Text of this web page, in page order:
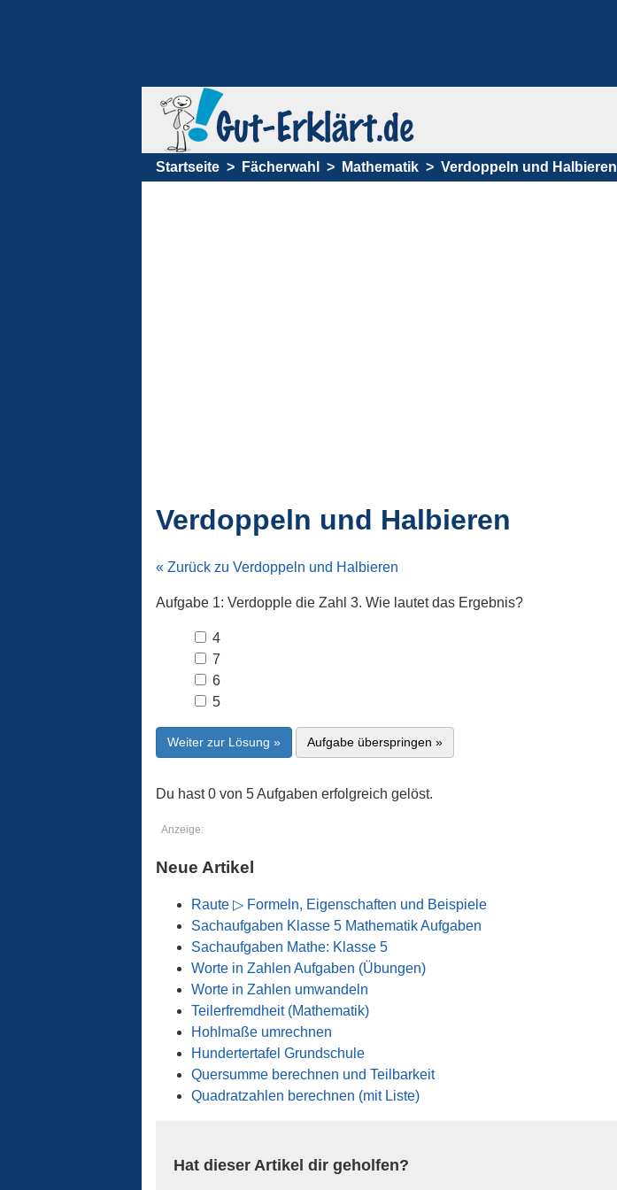
Startseite Fächerwahl Mathematik Verdoppeln und Halbieren
Verdoppeln und Halbieren
« Zurück zu Verdoppeln und Halbieren
Aufgabe 1: Verdopple die Zahl 3. Wie lautet das Ergebnis?
4
7
6
5
Weiter zur Lösung » Aufgabe überspringen »
Du hast 0 von 5 Aufgaben erfolgreich gelöst.
Anzeige:
Neue Artikel
Raute ▷ Formeln, Eigenschaften und Beispiele
Sachaufgaben Klasse 5 Mathematik Aufgaben
Sachaufgaben Mathe: Klasse 5
Worte in Zahlen Aufgaben (Übungen)
Worte in Zahlen umwandeln
Teilerfremdheit (Mathematik)
Hohlmaße umrechnen
Hundertertafel Grundschule
Quersumme berechnen und Teilbarkeit
Quadratzahlen berechnen (mit Liste)
Hat dieser Artikel dir geholfen?